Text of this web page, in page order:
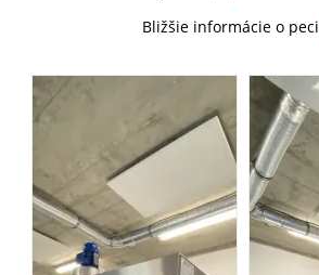
Bližšie informácie o peci